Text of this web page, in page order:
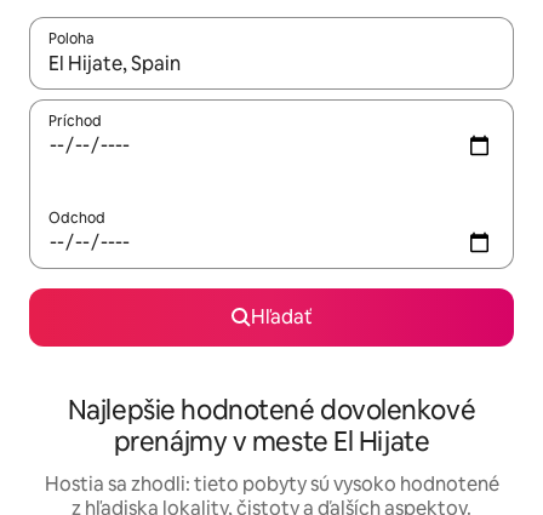
Poloha
Keď budú výsledky k dispozícii, môžete si ich prechádzať
Príchod
Odchod
Hľadať
Najlepšie hodnotené dovolenkové
prenájmy v meste El Hijate
Hostia sa zhodli: tieto pobyty sú vysoko hodnotené
z hľadiska lokality, čistoty a ďalších aspektov.